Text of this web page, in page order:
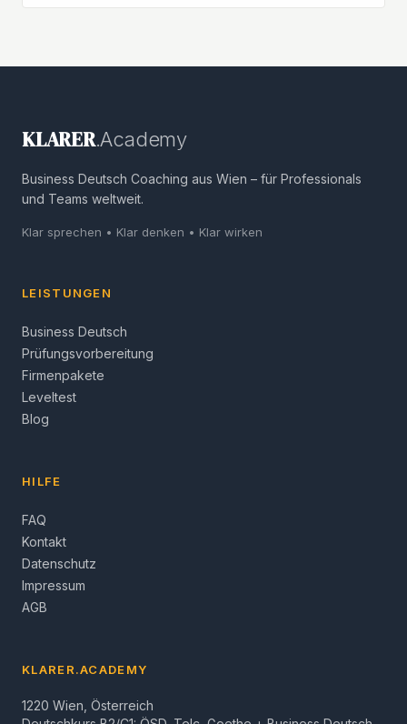
KLARER.Academy
Business Deutsch Coaching aus Wien – für Professionals
und Teams weltweit.
Klar sprechen • Klar denken • Klar wirken
LEISTUNGEN
Business Deutsch
Prüfungsvorbereitung
Firmenpakete
Leveltest
Blog
HILFE
FAQ
Kontakt
Datenschutz
Impressum
AGB
KLARER.ACADEMY
1220 Wien, Österreich